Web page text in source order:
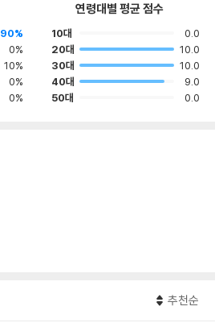
90%
0%
10%
0%
0%
연령대별 평균 점수
10대
0.0
20대
10.0
30대
10.0
40대
9.0
50대
0.0
추천순